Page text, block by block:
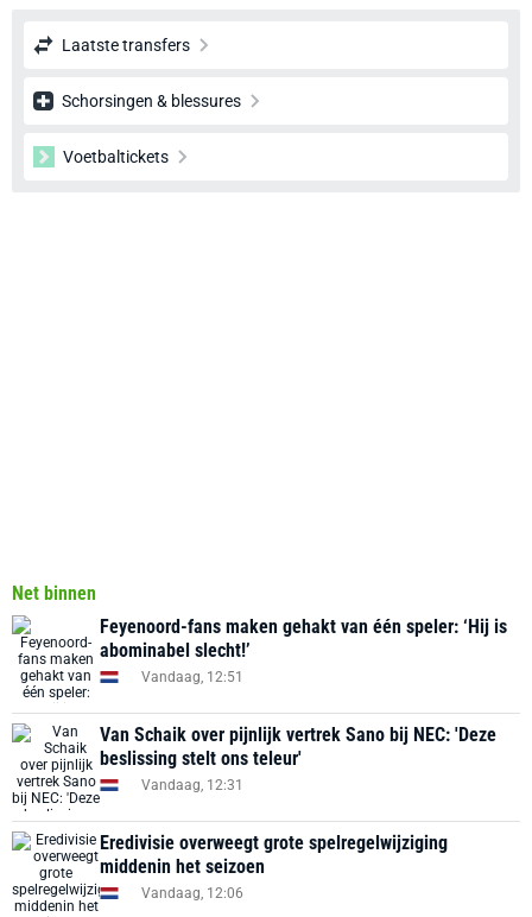
Laatste transfers
Schorsingen & blessures
Voetbaltickets
Net binnen
Feyenoord-fans maken gehakt van één speler: ‘Hij is
abominabel slecht!’
Vandaag, 12:51
Van Schaik over pijnlijk vertrek Sano bij NEC: 'Deze
beslissing stelt ons teleur'
Vandaag, 12:31
Eredivisie overweegt grote spelregelwijziging
middenin het seizoen
Vandaag, 12:06